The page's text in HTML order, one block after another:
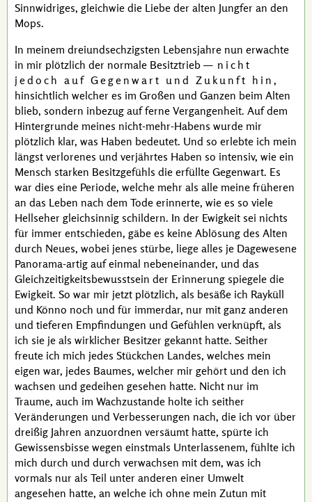
Sinnwidriges, gleichwie die Liebe der alten Jungfer an den
Mops.
In meinem dreiundsechzigsten Lebensjahre nun erwachte
in mir plötzlich der normale Besitztrieb — nicht
jedoch auf Gegenwart und Zukunft hin ,
hinsichtlich welcher es im Großen und Ganzen beim Alten
blieb, sondern inbezug auf ferne Vergangenheit. Auf dem
Hintergrunde meines nicht-mehr-Habens wurde mir
plötzlich klar, was Haben bedeutet. Und so erlebte ich mein
längst verlorenes und verjährtes Haben so intensiv, wie ein
Mensch starken Besitzgefühls die erfüllte Gegenwart. Es
war dies eine Periode, welche mehr als alle meine früheren
an das Leben nach dem Tode erinnerte, wie es so viele
Hellseher gleichsinnig schildern. In der Ewigkeit sei nichts
für immer entschieden, gäbe es keine Ablösung des Alten
durch Neues, wobei jenes stürbe, liege alles je Dagewesene
Panorama-artig auf einmal nebeneinander, und das
Gleichzeitigkeitsbewusstsein der Erinnerung spiegele die
Ewigkeit. So war mir jetzt plötzlich, als besäße ich Rayküll
und Könno noch und für immerdar, nur mit ganz anderen
und tieferen Empfindungen und Gefühlen verknüpft, als
ich sie je als wirklicher Besitzer gekannt hatte. Seither
freute ich mich jedes Stückchen Landes, welches mein
eigen war, jedes Baumes, welcher mir gehört und den ich
wachsen und gedeihen gesehen hatte. Nicht nur im
Traume, auch im Wachzustande holte ich seither
Veränderungen und Verbesserungen nach, die ich vor über
dreißig Jahren anzuordnen versäumt hatte, spürte ich
Gewissensbisse wegen einstmals Unterlassenem, fühlte ich
mich durch und durch verwachsen mit dem, was ich
vormals nur als Teil unter anderen einer Umwelt
angesehen hatte, an welche ich ohne mein Zutun mit